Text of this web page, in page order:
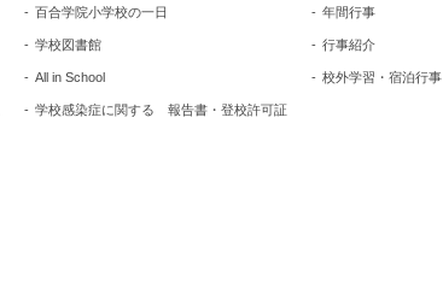
百合学院小学校の一日
学校図書館
All in School
学校感染症に関する 報告書・登校許可証
年間行事
行事紹介
校外学習・宿泊行事